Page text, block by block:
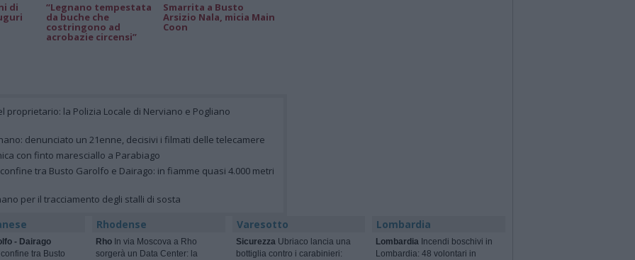
di “Legnano tempestata
da buche che
costringono ad
acrobazie circensi”
Smarrita a Busto
Arsizio Nala, micia Main
Coon
proprietario: la Polizia Locale di Nerviano e Pogliano
denunciato un 21enne, decisivi i filmati delle telecamere
con finto maresciallo a Parabiago
tra Busto Garolfo e Dairago: in fiamme quasi 4.000 metri
per il tracciamento degli stalli di sosta
- Dairago
tra Busto
Rhodense
Rho In via Moscova a Rho
sorgerà un Data Center: la
Varesotto
SicurezzaUbriaco lancia una
bottiglia contro i carabinieri:
Lombardia
Lombardia Incendi boschivi in
Lombardia: 48 volontari in